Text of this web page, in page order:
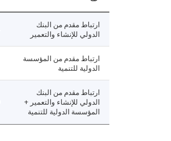
ارتباط مقدم من البنك
الدولي للإنشاء والتعمير
ارتباط مقدم من المؤسسة
الدولية للتنمية
ارتباط مقدم من البنك
الدولي للإنشاء والتعمير +
المؤسسة الدولية للتنمية